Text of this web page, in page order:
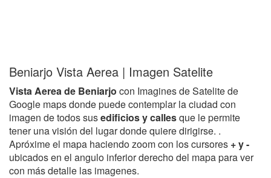
Beniarjo Vista Aerea | Imagen Satelite
Vista Aerea de Beniarjo con Imagines de Satelite de
Google maps donde puede contemplar la ciudad con
imagen de todos susedificios y callesque le permite
tener una visión del lugar donde quiere dirigirse. .
Apróxime el mapa haciendo zoom con los cursores + y -
ubicados en el angulo inferior derecho del mapa para ver
con más detalle las imagenes.